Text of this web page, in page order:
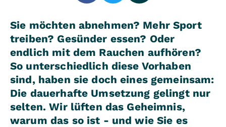
Sie möchten abnehmen? Mehr Sport
treiben? Gesünder essen? Oder
endlich mit dem Rauchen aufhören?
So unterschiedlich diese Vorhaben
sind, haben sie doch eines gemeinsam:
Die dauerhafte Umsetzung gelingt nur
selten. Wir lüften das Geheimnis,
warum das so ist - und wie Sie es